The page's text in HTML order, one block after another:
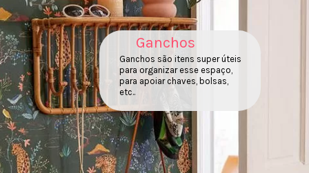
Ganchos
Ganchos são itens super úteis
para organizar esse espaço,
para apoiar chaves, bolsas,
etc..